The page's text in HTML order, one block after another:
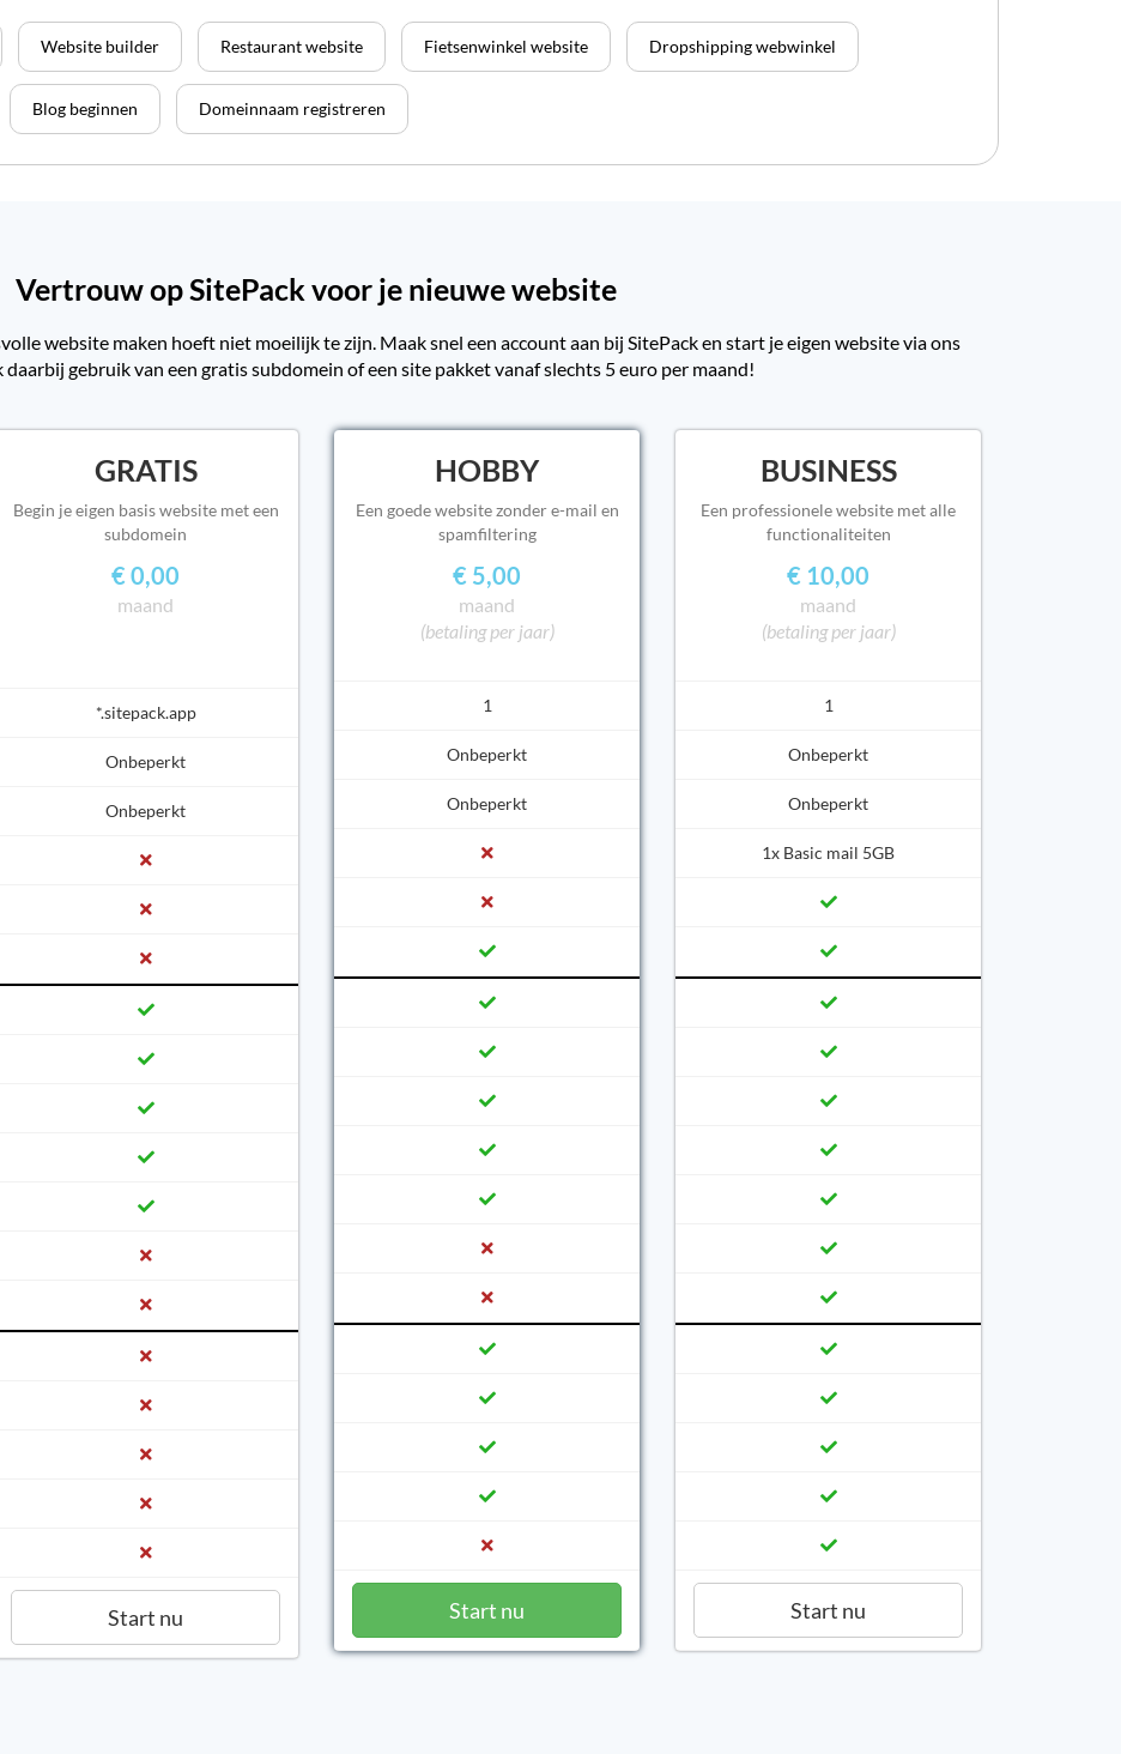
Website builder Restaurant website Fietsenwinkel website Dropshipping webwinkel
Blog beginnen Domeinnaam registreren
Vertrouw op SitePack voor je nieuwe website
website maken hoeft niet moeilijk te zijn. Maak snel een account aan bij SitePack en start je eigen website via ons
gebruik van een gratis subdomein of een site pakket vanaf slechts 5 euro per maand!
GRATIS
Begin je eigen basis website met een
subdomein
€ 0,00
maand
*.sitepack.app
Onbeperkt
Onbeperkt
Start nu
HOBBY
Een goede website zonder e-mail en
spamfiltering
€ 5,00
maand
(betaling per jaar)
1
Onbeperkt
Onbeperkt
Start nu
BUSINESS
Een professionele website met alle
functionaliteiten
€ 10,00
maand
(betaling per jaar)
1
Onbeperkt
Onbeperkt
1x Basic mail 5GB
Start nu